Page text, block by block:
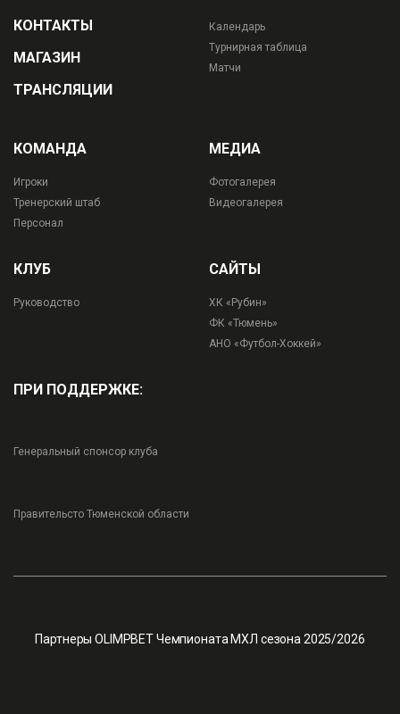
КОНТАКТЫ
МАГАЗИН
ТРАНСЛЯЦИИ
Календарь
Турнирная таблица
Матчи
КОМАНДА
Игроки
Тренерский штаб
Персонал
МЕДИА
Фотогалерея
Видеогалерея
КЛУБ
Руководство
САЙТЫ
ХК «Рубин»
ФК «Тюмень»
АНО «Футбол-Хоккей»
ПРИ ПОДДЕРЖКЕ:
Генеральный спонсор клуба
Правительсто Тюменской области
Партнеры OLIMPBET Чемпионата МХЛ сезона 2025/2026